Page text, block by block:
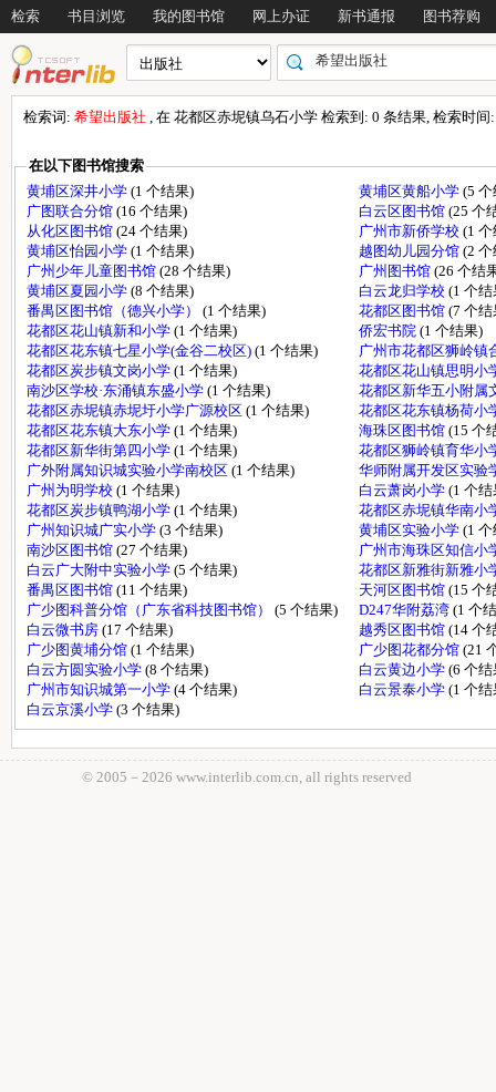
检索 书目浏览 我的图书馆 网上办证 新书通报 图书荐购
检索词: 希望出版社 , 在 花都区赤坭镇乌石小学 检索到: 0 条结果, 检索时间
在以下图书馆搜索
黄埔区深井小学 (1 个结果) 黄埔区黄船小学 (5
广图联合分馆 (16 个结果) 白云区图书馆 (25 个
从化区图书馆 (24 个结果) 广州市新侨学校 (1
黄埔区怡园小学 (1 个结果) 越图幼儿园分馆 (2
广州少年儿童图书馆 (28 个结果) 广州图书馆 (26 个结
黄埔区夏园小学 (8 个结果) 白云龙归学校 (1 个结
番禺区图书馆（德兴小学） (1 个结果) 花都区图书馆 (7 个结
花都区花山镇新和小学 (1 个结果) 侨宏书院 (1 个结果)
花都区花东镇七星小学(金谷二校区) (1 个结果)
广州市花都区狮岭镇
花都区炭步镇文岗小学 (1 个结果)
花都区花山镇思明小
南沙区学校·东涌镇东盛小学 (1 个结果)
花都区新华五小附属
花都区赤坭镇赤坭圩小学广源校区 (1 个结果)
花都区花东镇杨荷小
花都区花东镇大东小学 (1 个结果) 海珠区图书馆 (15 个
花都区新华街第四小学 (1 个结果)
花都区狮岭镇育华小
广外附属知识城实验小学南校区 (1 个结果)
华师附属开发区实验
广州为明学校 (1 个结果) 白云萧岗小学 (1 个结
花都区炭步镇鸭湖小学 (1 个结果)
花都区赤坭镇华南小
广州知识城广实小学 (3 个结果) 黄埔区实验小学 (1
南沙区图书馆 (27 个结果)
广州市海珠区知信小
白云广大附中实验小学 (5 个结果)
花都区新雅街新雅小
番禺区图书馆 (11 个结果) 天河区图书馆 (15 个
广少图科普分馆（广东省科技图书馆） (5 个结果) D247华附荔湾 (1 个
白云微书房 (17 个结果) 越秀区图书馆 (14 个
广少图黄埔分馆 (1 个结果) 广少图花都分馆 (21
白云方圆实验小学 (8 个结果) 白云黄边小学 (6 个结
广州市知识城第一小学 (4 个结果) 白云景泰小学 (1 个结
白云京溪小学 (3 个结果)
© 2005－ 2026 www.interlib.com.cn, all rights reserved